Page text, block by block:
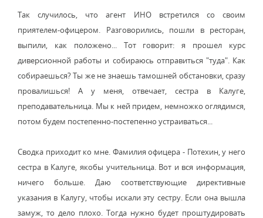
Так случилось, что агент ИНО встретился со своим
приятелем-офицером. Разговорились, пошли в ресторан,
выпили, как положено... Тот говорит: я прошел курс
диверсионной работы и собираюсь отправиться "туда". Как
собираешься? Ты же не знаешь тамошней обстановки, сразу
провалишься! А у меня, отвечает, сестра в Калуге,
преподавательница. Мы к ней придем, немножко оглядимся,
потом будем постепенно-постепенно устраиваться...
Сводка приходит ко мне. Фамилия офицера - Потехин, у него
сестра в Калуге, якобы учительница. Вот и вся информация,
ничего больше. Даю соответствующие директивные
указания в Калугу, чтобы искали эту сестру. Если она вышла
замуж, то дело плохо. Тогда нужно будет проштудировать